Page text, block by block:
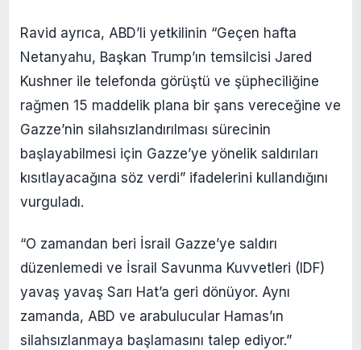
Ravid ayrıca, ABD’li yetkilinin “Geçen hafta
Netanyahu, Başkan Trump’ın temsilcisi Jared
Kushner ile telefonda görüştü ve şüpheciliğine
rağmen 15 maddelik plana bir şans vereceğine ve
Gazze’nin silahsızlandırılması sürecinin
başlayabilmesi için Gazze’ye yönelik saldırıları
kısıtlayacağına söz verdi” ifadelerini kullandığını
vurguladı.
“O zamandan beri İsrail Gazze’ye saldırı
düzenlemedi ve İsrail Savunma Kuvvetleri (IDF)
yavaş yavaş Sarı Hat’a geri dönüyor. Aynı
zamanda, ABD ve arabulucular Hamas’ın
silahsızlanmaya başlamasını talep ediyor.”